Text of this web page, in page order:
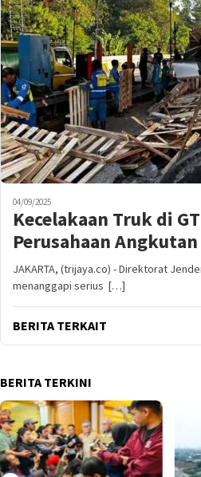
04/09/2025
Kecelakaan Truk di
Perusahaan
JAKARTA, (trijaya.co) - Direktorat
menanggapi serius […]
BERITA TERKAIT
BERITA TERKINI